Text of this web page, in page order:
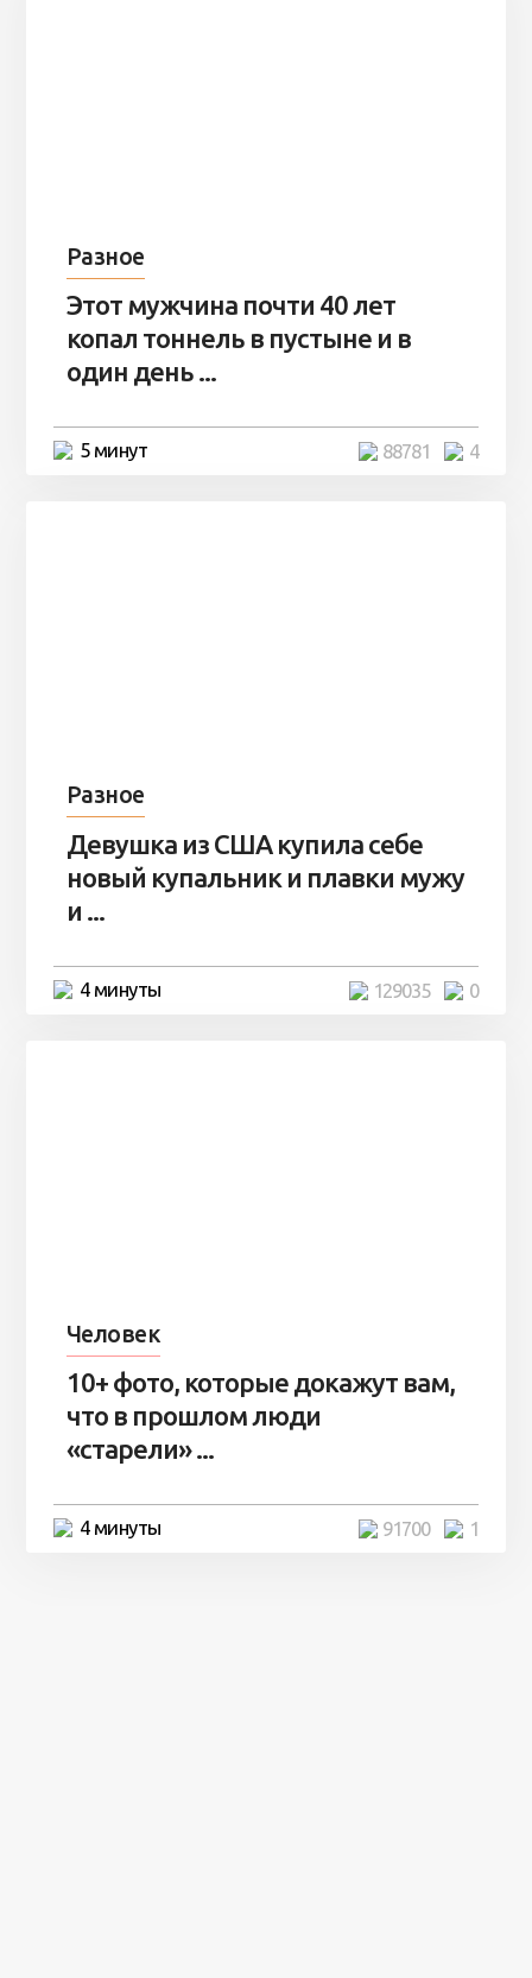
Разное
Этот мужчина почти 40 лет
копал тоннель в пустыне и в
один день ...
5 минут 4
88781
Разное
Девушка из США купила себе
новый купальник и плавки мужу
и ...
4 минуты 0
129035
Человек
10+ фото, которые докажут вам,
что в прошлом люди
«старели» ...
4 минуты 1
91700